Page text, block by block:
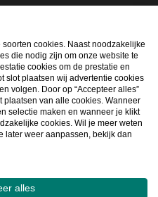
ook mee en maak
cookies. Naast noodzakelijke
die nodig zijn om onze website te
cookies om de prestatie en
slot plaatsen wij advertentie cookies
volgen. Door op “Accepteer alles”
plaatsen van alle cookies. Wanneer
selectie maken en wanneer je klikt
cookies. Wil je meer weten
later weer aanpassen, bekijk dan
alles